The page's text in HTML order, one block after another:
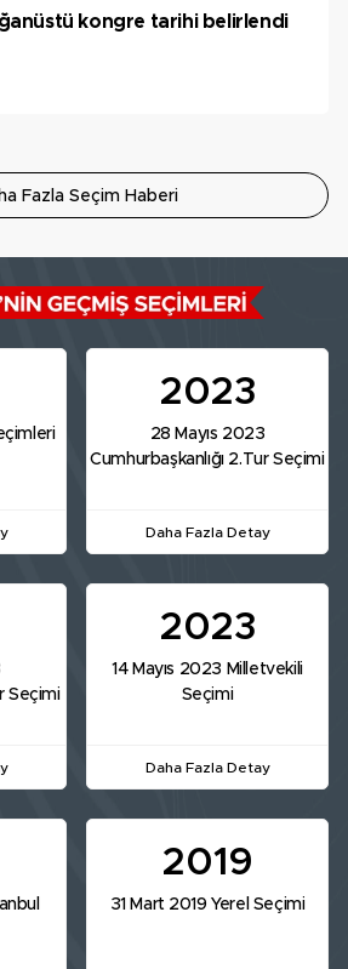
kongre tarihi belirlendi
Fazla Seçim Haberi
2023
28 Mayıs 2023
Cumhurbaşkanlığı 2.Tur Seçimi
Daha Fazla Detay
Seçimi
2023
14 Mayıs 2023 Milletvekili
Seçimi
Daha Fazla Detay
2019
31 Mart 2019 Yerel Seçimi